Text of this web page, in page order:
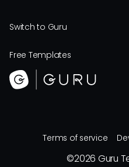
Switch to Guru
Free Templates
Terms of service
©2026 Guru